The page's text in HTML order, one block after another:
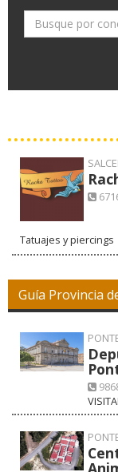
Tatuajes y piercings
Guía Provincia